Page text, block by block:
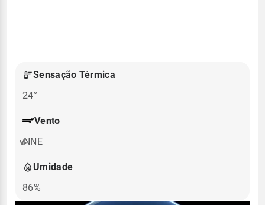
Sensação Térmica
24°
Vento
NNE
Umidade
86%